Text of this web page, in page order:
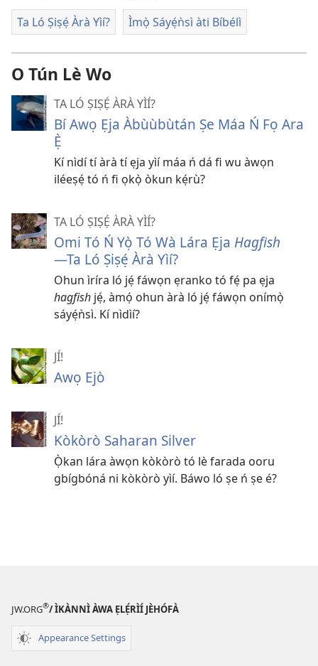
Ta Ló Ṣiṣẹ́ Àrà Yìí? Ìmọ̀ Sáyẹ́ǹsì àti Bíbélì
O Tún Lè Wo
TA LÓ ṢIṢẸ́ ÀRÀ YÌÍ?
Bí Awọ Ẹja Àbùùbùtán Ṣe Máa Ń Fọ Ara
Ẹ̀
Kí nìdí tí àrà tí ẹja yìí máa ń dá fi wu àwọn
iléeṣẹ́ tó ń fi ọkọ̀ òkun kẹ́rù?
TA LÓ ṢIṢẸ́ ÀRÀ YÌÍ?
Omi Tó Ń Yọ̀ Tó Wà Lára Ẹja Hagfish
—⁠Ta Ló Ṣiṣẹ́ Àrà Yìí?
Ohun ìríra ló jẹ́ fáwọn ẹranko tó fẹ́ pa ẹja
hagfish jẹ́, àmọ́ ohun àrà ló jẹ́ fáwọn onímọ̀
sáyẹ́ǹsì. Kí nìdìí?
JÍ!
Awọ Ejò
JÍ!
Kòkòrò Saharan Silver
Ọ̀kan lára àwọn kòkòrò tó lè farada ooru
gbígbóná ni kòkòrò yìí. Báwo ló ṣe ń ṣe é?
JW.ORG®/ ÌKÀNNÌ ÀWA ẸLẸ́RÌÍ JÈHÓFÀ
Appearance Settings